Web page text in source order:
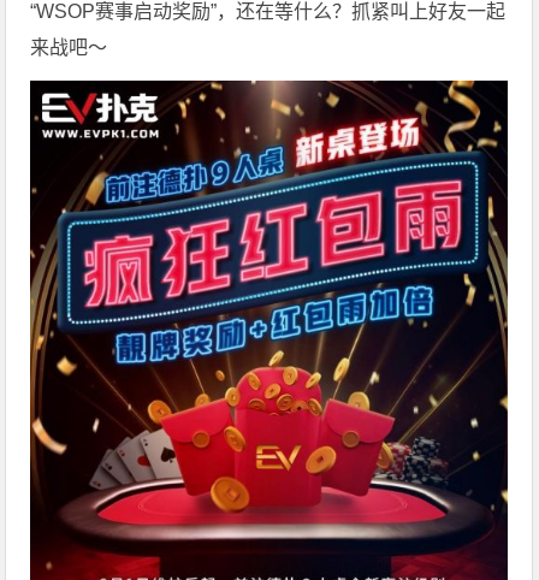
“WSOP赛事启动奖励”，还在等什么？抓紧叫上好友一起
来战吧～